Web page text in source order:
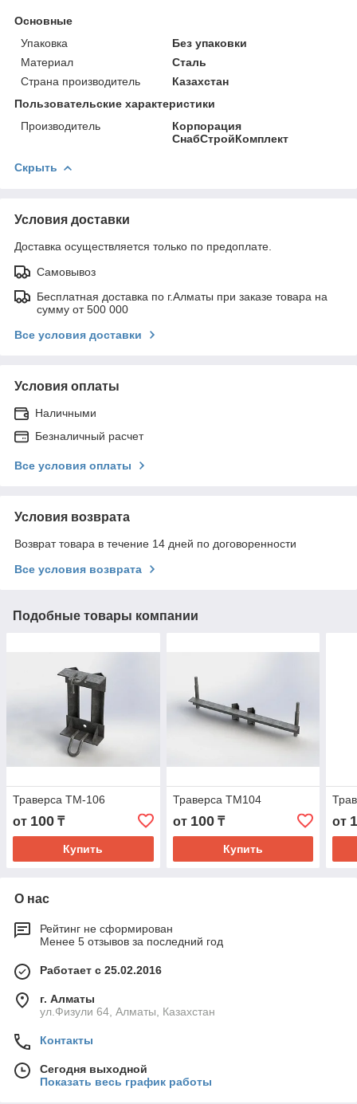
Основные
Упаковка
Без упаковки
Материал
Сталь
Страна производитель
Казахстан
Пользовательские характеристики
Производитель
Корпорация
СнабСтройКомплект
Скрыть
Условия доставки
Доставка осуществляется только по предоплате.
Самовывоз
Бесплатная доставка по г.Алматы при заказе товара на
сумму от 500 000
Все условия доставки
Условия оплаты
Наличными
Безналичный расчет
Все условия оплаты
Условия возврата
Возврат товара в течение 14 дней по договоренности
Все условия возврата
Подобные товары компании
Траверса ТМ-106
от 100 ₸
Купить
Траверса ТМ104
от 100₸
Купить
от
О нас
Рейтинг не сформирован
Менее 5 отзывов за последний год
Работает с 25.02.2016
г. Алматы
ул.Физули 64, Алматы, Казахстан
Контакты
Сегодня выходной
Показать весь график работы